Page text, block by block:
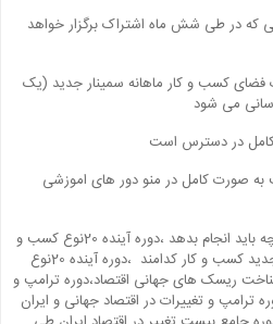
که در طی شش ماه اشتراک برگزار خواهد
فضای کسب و کار ماهانه سمینار جدید (یک
می شود
کامل در دسترس است
دوره اموزشی 500 ساعت به صورت کامل در منو دور های اموزشی
دوره فعال اقتصادی در نقطه موجود چه باید انجام بدهد ،دوره آینده 20نوع کسب و
کار در 5 سال آینده ،دوره روندهای جدید کسب و کار کدامند ،دوره آینده 20نوع
،دوره شناخت ریسک های جهانی اقتصاد،دوره ترامپ و
ترامپ و تغییرات در اقتصاد جهانی و ایران